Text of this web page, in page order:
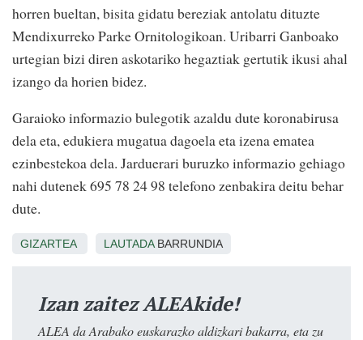
horren bueltan, bisita gidatu bereziak antolatu dituzte
Mendixurreko Parke Ornitologikoan. Uribarri Ganboako
urtegian bizi diren askotariko hegaztiak gertutik ikusi ahal
izango da horien bidez.
Garaioko informazio bulegotik azaldu dute koronabirusa
dela eta, edukiera mugatua dagoela eta izena ematea
ezinbestekoa dela. Jarduerari buruzko informazio gehiago
nahi dutenek 695 78 24 98 telefono zenbakira deitu behar
dute.
GIZARTEA LAUTADABARRUNDIA
Izan zaitez ALEAkide!
ALEA da Arabako euskarazko aldizkari bakarra, eta zu